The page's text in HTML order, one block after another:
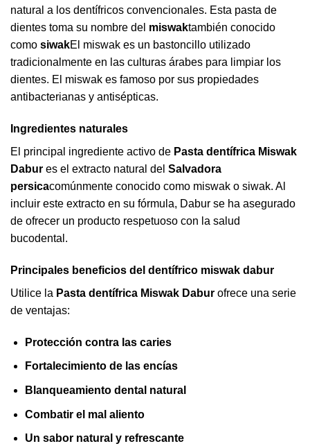
natural a los dentífricos convencionales. Esta pasta de
dientes toma su nombre del miswaktambién conocido
como siwakEl miswak es un bastoncillo utilizado
tradicionalmente en las culturas árabes para limpiar los
dientes. El miswak es famoso por sus propiedades
antibacterianas y antisépticas.
Ingredientes naturales
El principal ingrediente activo de Pasta dentífrica Miswak
Dabur es el extracto natural del Salvadora
persicacomúnmente conocido como miswak o siwak. Al
incluir este extracto en su fórmula, Dabur se ha asegurado
de ofrecer un producto respetuoso con la salud
bucodental.
Principales beneficios del dentífrico miswak dabur
Utilice la Pasta dentífrica Miswak Dabur ofrece una serie
de ventajas:
Protección contra las caries
Fortalecimiento de las encías
Blanqueamiento dental natural
Combatir el mal aliento
Un sabor natural y refrescante